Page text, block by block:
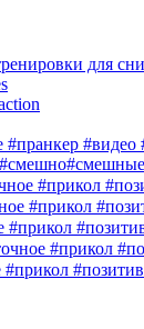
для
#пранкер
#прикол
#прикол
#прикол
#позитив